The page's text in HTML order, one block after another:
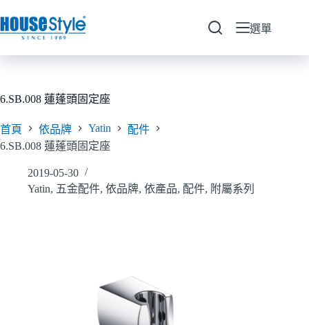
至
要
選單
6.SB.008 蓮蓬頭固定座
首頁 依品牌 Yatin
配件
6.SB.008 蓮蓬頭固定座
2019-05-30
Yatin, 五金配件, 依品牌, 依產品, 配件, 附屬系列